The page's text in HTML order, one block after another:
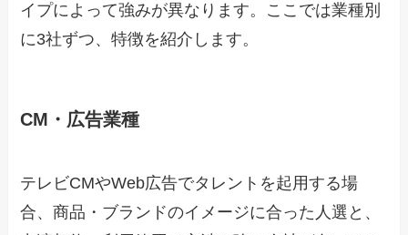
イプによって強みが異なります。ここでは業種別
に3社ずつ、特徴を紹介します。
CM・広告業種
テレビCMやWeb広告でタレントを起用する場
合、商品・ブランドのイメージに合った人選と、